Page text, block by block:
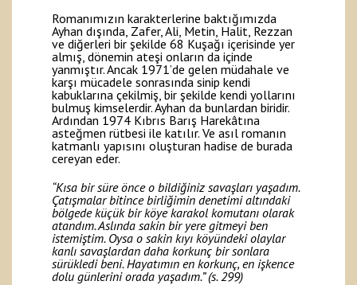
Romanımızın karakterlerine baktığımızda
Ayhan dışında, Zafer, Ali, Metin, Halit, Rezzan
ve diğerleri bir şekilde 68 Kuşağı içerisinde yer
almış, dönemin ateşi onların da içinde
yanmıştır. Ancak 1971’de gelen müdahale ve
karşı mücadele sonrasında sinip kendi
kabuklarına çekilmiş, bir şekilde kendi yollarını
bulmuş kimselerdir. Ayhan da bunlardan biridir.
Ardından 1974 Kıbrıs Barış Harekâtına
asteğmen rütbesi ile katılır. Ve asıl romanın
katmanlı yapısını oluşturan hadise de burada
cereyan eder.
“Kısa bir süre önce o bildiğiniz savaşları yaşadım.
Çatışmalar bitince birliğimin denetimi altındaki
bölgede küçük bir köye karakol komutanı olarak
atandım. Aslında sakin bir yere gitmeyi ben
istemiştim. Oysa o sakin kıyı köyündeki olaylar
kanlı savaşlardan daha korkunç bir sonlara
sürükledi beni. Hayatımın en korkunç, en işkence
dolu günlerini orada yaşadım.” (s. 299)